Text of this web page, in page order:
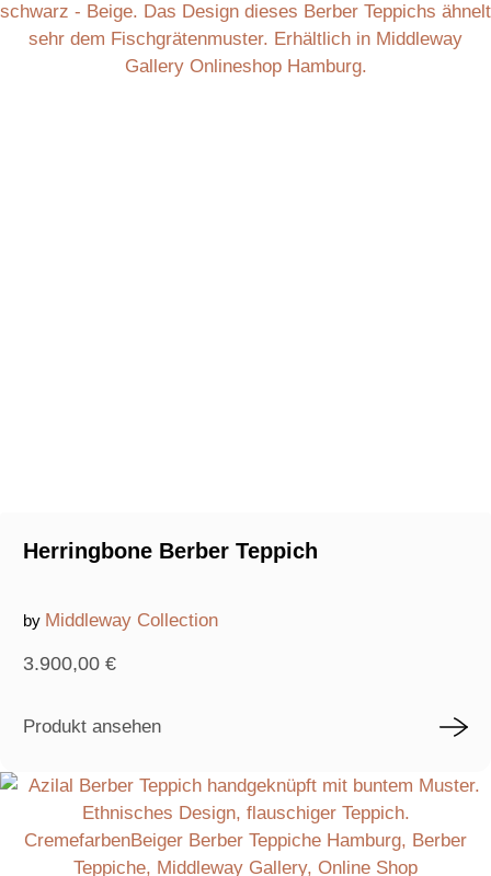
Herringbone Berber Teppich
by Middleway Collection
3.900,00 €
Produkt ansehen